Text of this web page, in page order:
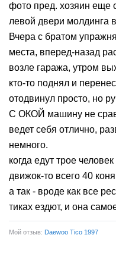
фото пред. хозяин еще
левой двери молдинга
Вчера с братом
места, вперед-назад
возле гаража, утром
кто-то поднял и
отодвинул просто, но
С ОКОЙ машину не
ведет себя отлично,
немного.
когда едут трое
движок-то всего 40
а так - вроде как все
тиках ездют, и она
Мой отзыв: Daewoo Tico 1997